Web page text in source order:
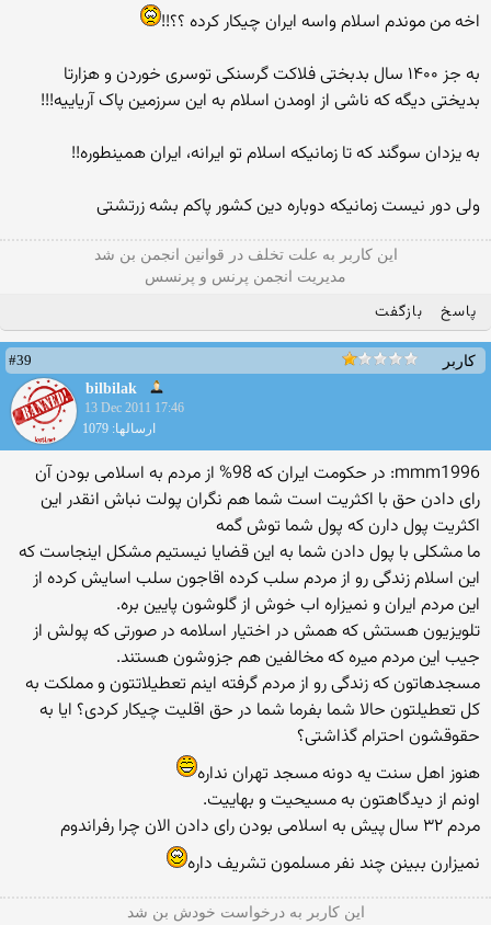
اخه من موندم اسلام واسه ایران چیکار کرده ؟؟!!
به جز ۱۴۰۰ سال بدبختی فلاکت گرسنکی توسری خوردن و هزارتا
بدیختی دیگه که ناشی از اومدن اسلام به این سرزمین پاک آریاییه!!!
به یزدان سوگند که تا زمانیکه اسلام تو ایرانه، ایران همینطوره!!
ولی دور نیست زمانیکه دوباره دین کشور پاکم بشه زرتشتی
این كاربر به علت تخلف در قوانین انجمن بن شد
مدیریت انجمن پرنس و پرنسس
پاسخ بازگفت
کاربر
#39
bilbilak
13 Dec 2011 17:46
ارسالها: 1079
mmm1996: در حکومت ایران که 98% از مردم به اسلامی بودن آن
رای دادن حق با اکثریت است شما هم نگران پولت نباش انقدر این
اکثریت پول دارن که پول شما توش گمه
ما مشکلی با پول دادن شما به این قضایا نیستیم مشکل اینجاست که
این اسلام زندگی رو از مردم سلب کرده اقاجون سلب اسایش کرده از
این مردم ایران و نمیزاره اب خوش از گلوشون پایین بره.
تلویزیون هستش که همش در اختیار اسلامه در صورتی که پولش از
جیب این مردم میره که مخالفین هم جزوشون هستند.
مسجدهاتون که زندگی رو از مردم گرفته اینم تعطیلاتتون و مملکت به
کل تعطیلتون حالا شما بفرما شما در حق اقلیت چیکار کردی؟ ایا به
حقوقشون احترام گذاشتی؟
هنوز اهل سنت یه دونه مسجد تهران نداره
اونم از دیدگاهتون به مسیحیت و بهاییت.
مردم ۳۲ سال پیش به اسلامی بودن رای دادن الان چرا رفراندوم
نمیزارن ببینن چند نفر مسلمون تشریف داره
این كاربر به درخواست خودش بن شد